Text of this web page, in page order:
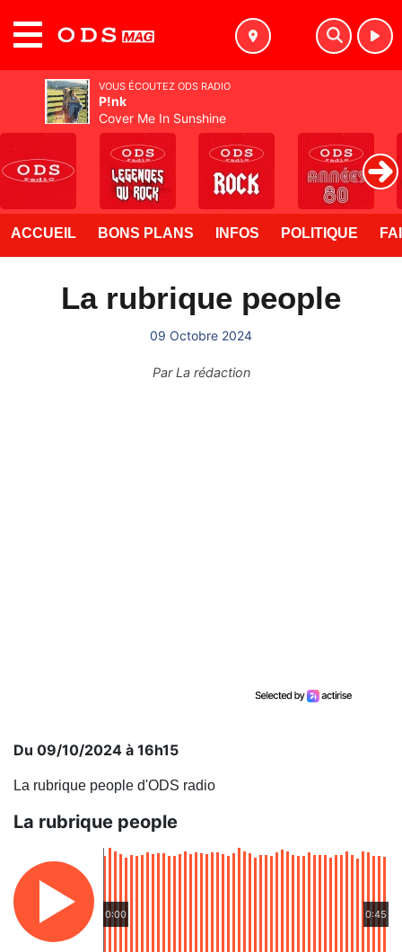
ACCUEIL BONS PLANS INFOS POLITIQUE
La rubrique people
09 Octobre 2024
ParLa rédaction
Du 09/10/2024 à 16h15
La rubrique people d'ODS radio
La rubrique people
0:00 0:45
VOUS ÉCOUTEZ ODS RADIO
P!nk
Cover Me In Sunshine